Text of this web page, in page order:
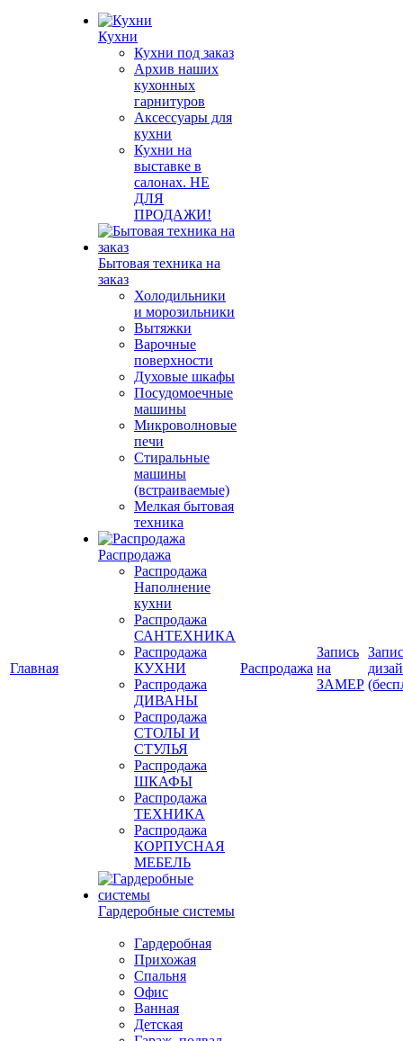
Главная
Кухни
Кухни под заказ
Архив наших
кухонных
гарнитуров
Аксессуары для
кухни
Кухни на
выставке в
салонах. НЕ
ДЛЯ
ПРОДАЖИ!
Бытовая техника на
заказ
Холодильники
и морозильники
Вытяжки
Варочные
поверхности
Духовые шкафы
Посудомоечные
машины
Микроволновые
печи
Стиральные
машины
(встраиваемые)
Мелкая бытовая
техника
Распродажа
Распродажа
Наполнение
кухни
Распродажа
САНТЕХНИКА
Распродажа
КУХНИ
Распродажа
ДИВАНЫ
Распродажа
СТОЛЫ И
СТУЛЬЯ
Распродажа
ШКАФЫ
Распродажа
ТЕХНИКА
Распродажа
КОРПУСНАЯ
МЕБЕЛЬ
Гардеробные системы
Гардеробная
Прихожая
Спальня
Офис
Ванная
Детская
Распродажа
Запись
на
ЗАМЕР